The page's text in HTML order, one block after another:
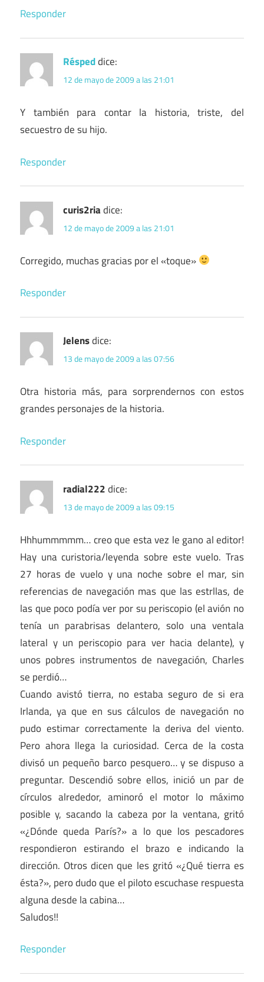
Responder
Réspeddice:
12 de mayo de 2009 a las 21:01
Y también para contar la historia, triste, del
secuestro de su hijo.
Responder
curis2riadice:
12 de mayo de 2009 a las 21:01
Corregido, muchas gracias por el «toque»
Responder
Jelensdice:
13 de mayo de 2009 a las 07:56
Otra historia más, para sorprendernos con estos
grandes personajes de la historia.
Responder
radial222dice:
13 de mayo de 2009 a las 09:15
Hhhummmmm… creo que esta vez le gano al editor!
Hay una curistoria/leyenda sobre este vuelo. Tras
27 horas de vuelo y una noche sobre el mar, sin
referencias de navegación mas que las estrllas, de
las que poco podía ver por su periscopio (el avión no
tenía un parabrisas delantero, solo una ventala
lateral y un periscopio para ver hacia delante), y
unos pobres instrumentos de navegación, Charles
se perdió…
Cuando avistó tierra, no estaba seguro de si era
Irlanda, ya que en sus cálculos de navegación no
pudo estimar correctamente la deriva del viento.
Pero ahora llega la curiosidad. Cerca de la costa
divisó un pequeño barco pesquero… y se dispuso a
preguntar. Descendió sobre ellos, inició un par de
círculos alrededor, aminoró el motor lo máximo
posible y, sacando la cabeza por la ventana, gritó
«¿Dónde queda París?» a lo que los pescadores
respondieron estirando el brazo e indicando la
dirección. Otros dicen que les gritó «¿Qué tierra es
ésta?», pero dudo que el piloto escuchase respuesta
alguna desde la cabina…
Saludos!!
Responder